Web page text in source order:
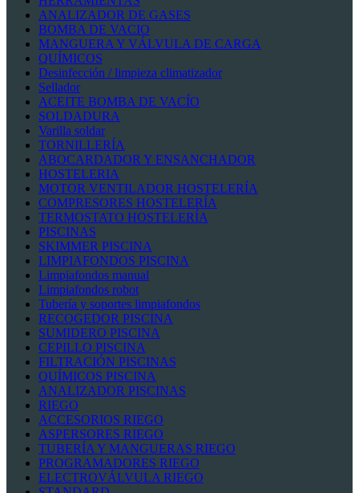
ANALIZADOR DE GASES
BOMBA DE VACIO
MANGUERA Y VÁLVULA DE CARGA
QUÍMICOS
Desinfección / limpieza climatizador
Sellador
ACEITE BOMBA DE VACÍO
SOLDADURA
Varilla soldar
TORNILLERÍA
ABOCARDADOR Y ENSANCHADOR
HOSTELERIA
MOTOR VENTILADOR HOSTELERÍA
COMPRESORES HOSTELERÍA
TERMOSTATO HOSTELERÍA
PISCINAS
SKIMMER PISCINA
LIMPIAFONDOS PISCINA
Limpiafondos manual
Limpiafondos robot
Tubería y soportes limpiafondos
RECOGEDOR PISCINA
SUMIDERO PISCINA
CEPILLO PISCINA
FILTRACIÓN PISCINAS
QUÍMICOS PISCINA
ANALIZADOR PISCINAS
RIEGO
ACCESORIOS RIEGO
ASPERSORES RIEGO
TUBERÍA Y MANGUERAS RIEGO
PROGRAMADORES RIEGO
ELECTROVÁLVULA RIEGO